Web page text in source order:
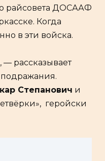
райсовета ДОСААФ
Когда
в эти войска.
— рассказывает
Степанович и
геройски